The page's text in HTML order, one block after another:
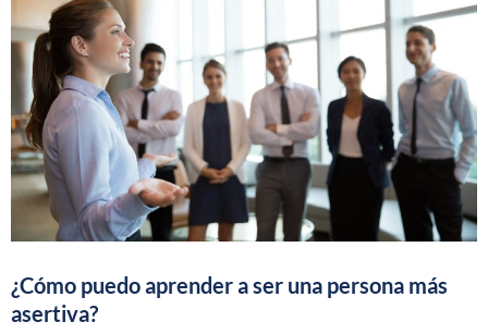
¿Cómo puedo aprender a ser una persona más
asertiva?